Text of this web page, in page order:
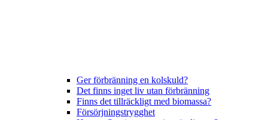
Ger förbränning en kolskuld?
Det finns inget liv utan förbränning
Finns det tillräckligt med biomassa?
Försörjningstrygghet